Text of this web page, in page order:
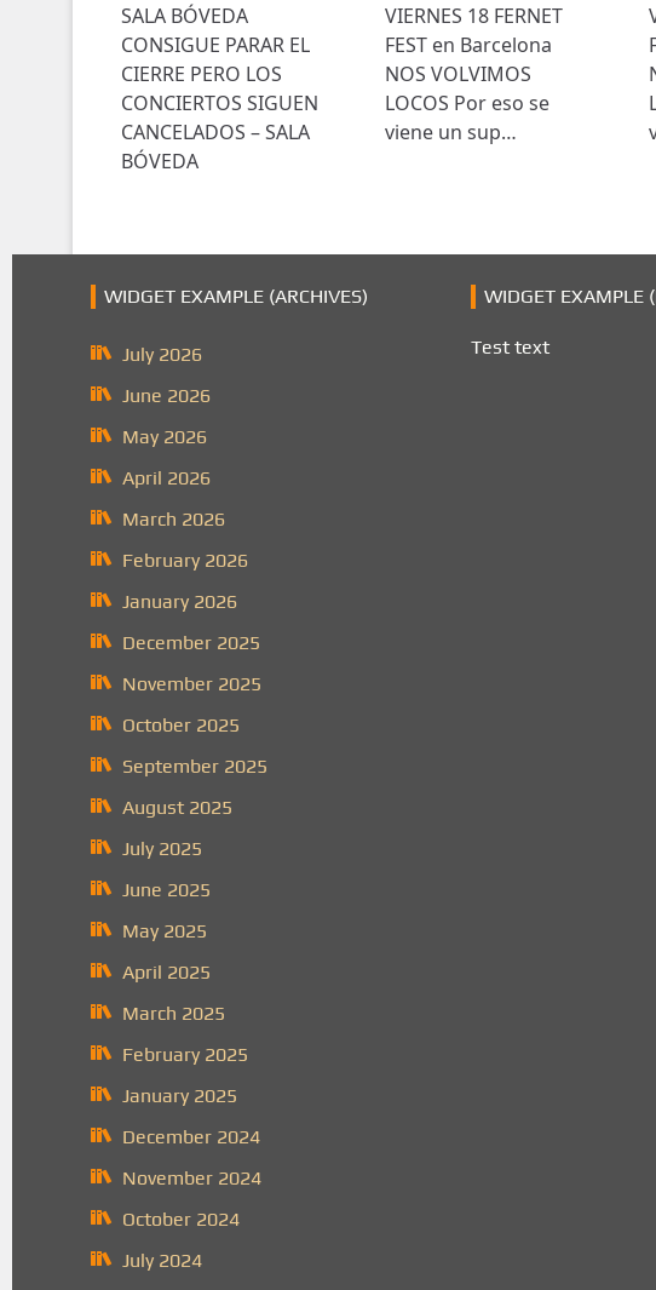
SALA BÓVEDA
CONSIGUE PARAR EL
CIERRE PERO LOS
CONCIERTOS SIGUEN
CANCELADOS – SALA
BÓVEDA
VIERNES 18 FERNET
FEST en Barcelona
NOS VOLVIMOS
LOCOS Por eso se
viene un sup…
WIDGET EXAMPLE (ARCHIVES)
July 2026
June 2026
May 2026
April 2026
March 2026
February 2026
January 2026
December 2025
November 2025
October 2025
September 2025
August 2025
July 2025
June 2025
May 2025
April 2025
March 2025
February 2025
January 2025
December 2024
November 2024
October 2024
July 2024
WIDGET EXAMPLE
Test text